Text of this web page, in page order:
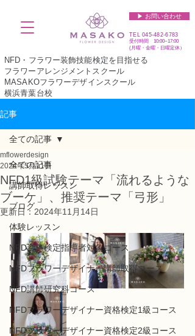
▶︎ お問い合わせ
TEL045-482-6783
受付時間 10:00~17:00​​​
(​月曜・金曜・日曜定休）
NFD・フラワー装飾技能検定を目指せる
フラワーアレンジメントスクール
MASAKOフラワーデザインスクール
横浜青葉台校
記事
全ての記事
講師取得レッスン
ブログ
体験レッスン
NFD資格検定指導者対象コース
NFDフラワーデザイナー講師取得コース
NFD講師研究科コース
NFDフラワーデザイナー資格検定1級コース
NFDフラワーデザイナー資格検定2級コース
全ての記事
NFD1級試験テーマ「流れるような
ブーケ」、推奨テーマ「弓形」
mflowerdesign
2024年5月11日
更新日： 2024年11月14日